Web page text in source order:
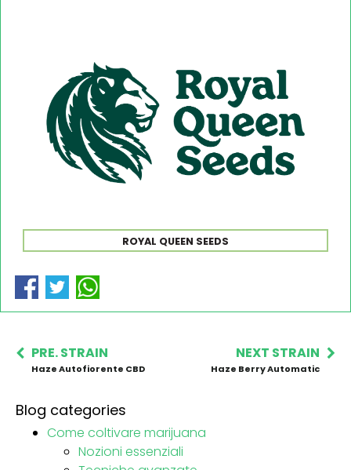
ROYAL QUEEN SEEDS
PRE. STRAIN
Haze Autofiorente CBD
NEXT STRAIN
Haze Berry Automatic
Blog categories
Come coltivare marijuana
Nozioni essenziali